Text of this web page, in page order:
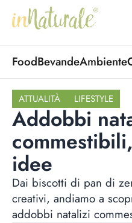
FoodBevandeAmbiente
ATTUALITÀ LIFESTYLE
Addobbi
idee
Dai biscotti di pan di
creativi, andiamo a
addobbi natalizi